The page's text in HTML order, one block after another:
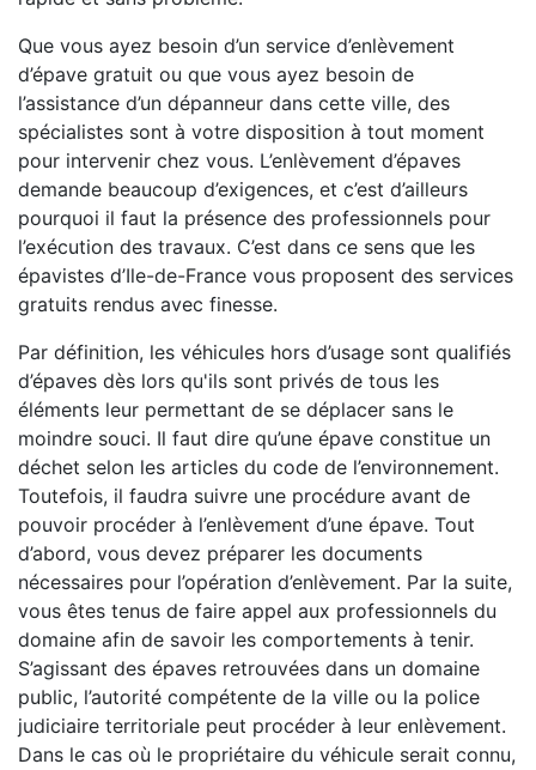
Que vous ayez besoin d’un service d’enlèvement
d’épave gratuit ou que vous ayez besoin de
l’assistance d’un dépanneur dans cette ville, des
spécialistes sont à votre disposition à tout moment
pour intervenir chez vous. L’enlèvement d’épaves
demande beaucoup d’exigences, et c’est d’ailleurs
pourquoi il faut la présence des professionnels pour
l’exécution des travaux. C’est dans ce sens que les
épavistes d’Ile-de-France vous proposent des services
gratuits rendus avec finesse.
Par définition, les véhicules hors d’usage sont qualifiés
d’épaves dès lors qu'ils sont privés de tous les
éléments leur permettant de se déplacer sans le
moindre souci. Il faut dire qu’une épave constitue un
déchet selon les articles du code de l’environnement.
Toutefois, il faudra suivre une procédure avant de
pouvoir procéder à l’enlèvement d’une épave. Tout
d’abord, vous devez préparer les documents
nécessaires pour l’opération d’enlèvement. Par la suite,
vous êtes tenus de faire appel aux professionnels du
domaine afin de savoir les comportements à tenir.
S’agissant des épaves retrouvées dans un domaine
public, l’autorité compétente de la ville ou la police
judiciaire territoriale peut procéder à leur enlèvement.
Dans le cas où le propriétaire du véhicule serait connu,